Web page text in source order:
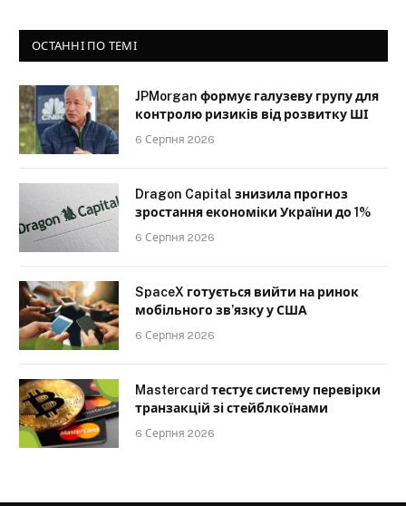
ОСТАННІ ПО ТЕМІ
JPMorgan формує галузеву групу для
контролю ризиків від розвитку ШІ
6 Серпня 2026
Dragon Capital знизила прогноз
зростання економіки України до 1%
6 Серпня 2026
SpaceX готується вийти на ринок
мобільного зв’язку у США
6 Серпня 2026
Mastercard тестує систему перевірки
транзакцій зі стейблкоїнами
6 Серпня 2026